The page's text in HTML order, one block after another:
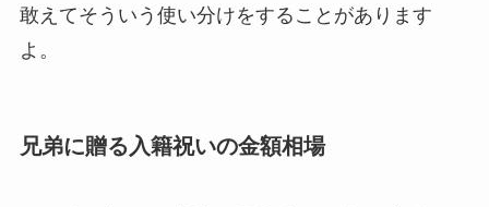
敢えてそういう使い分けをすることがあります
よ。
兄弟に贈る入籍祝いの金額相場